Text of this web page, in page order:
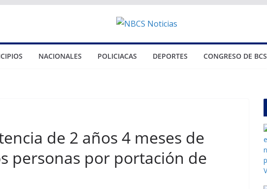
NACIONALES POLICIACAS DEPORTES CONGRESO DE BCS
de 2 años 4 meses de
personas por portación de